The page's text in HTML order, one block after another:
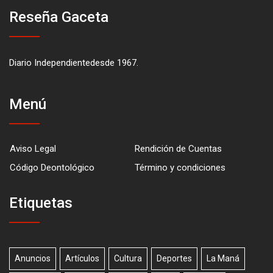
Reseña Gaceta
Diario Independientedesde 1967.
Menú
Aviso Legal
Rendición de Cuentas
Código Deontológico
Término y condiciones
Etiquetas
Anuncios Artículos Cultura Deportes La Maná